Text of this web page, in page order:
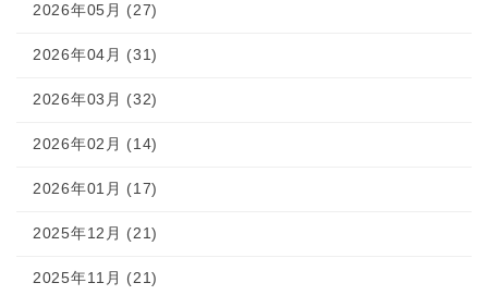
2026年05月 (27)
2026年04月 (31)
2026年03月 (32)
2026年02月 (14)
2026年01月 (17)
2025年12月 (21)
2025年11月 (21)